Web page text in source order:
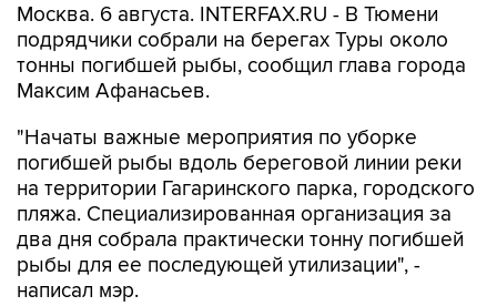
Москва. 6 августа. INTERFAX.RU - В Тюмени
подрядчики собрали на берегах Туры около
тонны погибшей рыбы, сообщил глава города
Максим Афанасьев.
"Начаты важные мероприятия по уборке
погибшей рыбы вдоль береговой линии реки
на территории Гагаринского парка, городского
пляжа. Специализированная организация за
два дня собрала практически тонну погибшей
рыбы для ее последующей утилизации", -
написал мэр.